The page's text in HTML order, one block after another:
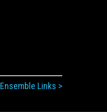
Ensemble Links >